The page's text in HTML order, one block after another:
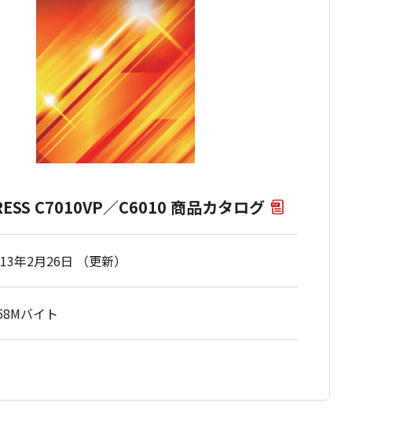
C7010VP／C6010 商品カタログ
年2月26日 （更新）
バイト